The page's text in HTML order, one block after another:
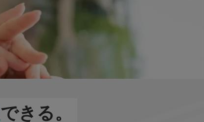
できる。